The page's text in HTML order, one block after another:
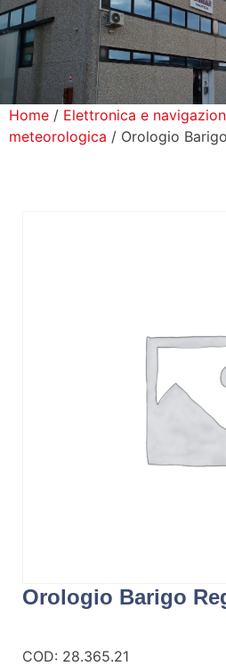
Prodotti
Home / Elettronica e
meteorologica / Orologio
Orologio Barigo
COD: 28.365.21